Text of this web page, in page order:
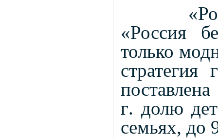
«Россия
только
стратегия
г. долю
семьях, до